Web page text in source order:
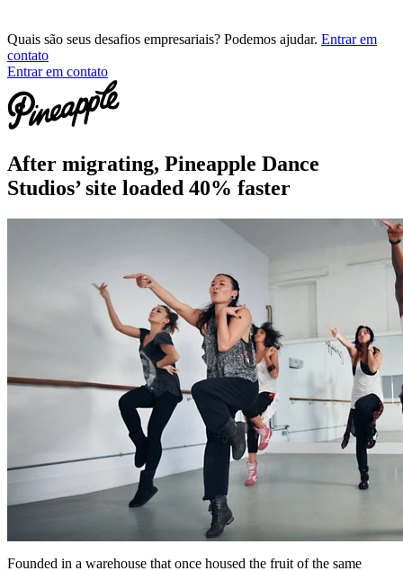
Quais são seus desafios empresariais? Podemos ajudar. Entrar em
contato
Entrar em contato
After migrating, Pineapple Dance
Studios’ site loaded 40% faster
Founded in a warehouse that once housed the fruit of the same